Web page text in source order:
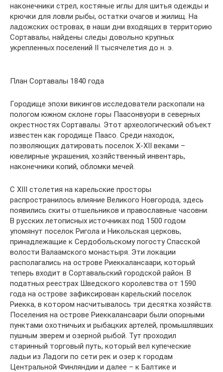
наконечники стрел, костяные иглы для шитья одежды и
крючки для ловли рыбы, остатки очагов и жилищ. На
ладожских островах, в наши дни входящих в территорию
Сортавалы, найдены следы довольно крупных
укрепленных поселений II тысячелетия до н. э.
План Сортавалы 1840 года
Городище эпохи викингов исследователи раскопали на
пологом южном склоне горы Паасонвуори в северных
окрестностях Сортавалы. Этот археологический объект
известен как городище Паасо. Среди находок,
позволяющих датировать поселок X-XII веками –
ювелирные украшения, хозяйственный инвентарь,
наконечники копий, обломки мечей.
С XIII столетия на карельские просторы
распространилось влияние Великого Новгорода, здесь
появились скиты отшельников и православные часовни.
В русских летописных источниках под 1500 годом
упомянут поселок Ригола и Никольская церковь,
принадлежащие к Сердобольскому погосту Спасской
волости Валаамского монастыря. Эти локации
располагались на острове Риеккалансаари, который
теперь входит в Сортавальский городской район. В
податных реестрах Шведского королевства от 1590
года на острове зафиксирован карельский поселок
Риекка, в котором насчитывалось три десятка хозяйств.
Поселения на острове Риеккалансаари были опорными
пунктами охотничьих и рыбацких артелей, промышлявших
пушным зверем и озерной рыбой. Тут проходил
старинный торговый путь, который вел купеческие
ладьи из Ладоги по сети рек и озер к городам
Центральной Финляндии и далее – к Балтике и